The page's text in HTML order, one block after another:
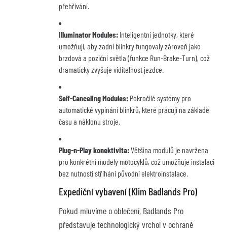
přehřívání.
Illuminator Modules: Inteligentní jednotky, které
umožňují, aby zadní blinkry fungovaly zároveň jako
brzdová a poziční světla (funkce Run-Brake-Turn), což
dramaticky zvyšuje viditelnost jezdce.
Self-Canceling Modules: Pokročilé systémy pro
automatické vypínání blinkrů, které pracují na základě
času a náklonu stroje.
Plug-n-Play konektivita:Většina modulů je navržena
pro konkrétní modely motocyklů, což umožňuje instalaci
bez nutnosti stříhání původní elektroinstalace.
Expediční vybavení (Klim Badlands Pro)
Pokud mluvíme o oblečení, Badlands Pro
představuje technologický vrchol v ochraně